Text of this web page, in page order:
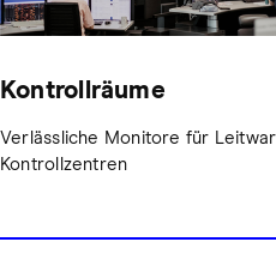
Kontrollräume
Verlässliche Monitore für
Kontrollzentren